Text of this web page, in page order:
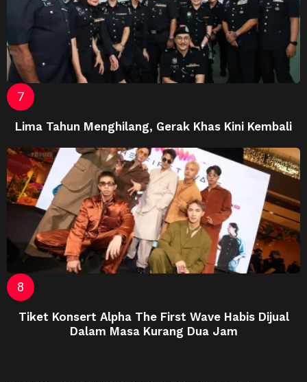
Lima Tahun Menghilang, Gerak Khas Kini Kembali
Tiket Konsert Alpha The First Wave Habis Dijual
Dalam Masa Kurang Dua Jam